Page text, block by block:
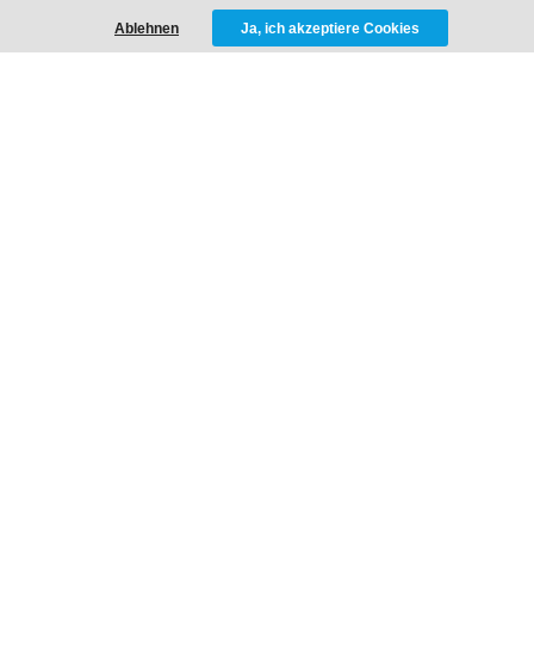
Ablehnen Ja, ich akzeptiere Cookies